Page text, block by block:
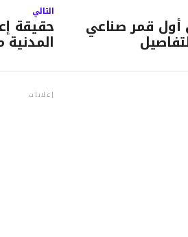
التالي
حقيقة أول قمر صناعي
إعلانات